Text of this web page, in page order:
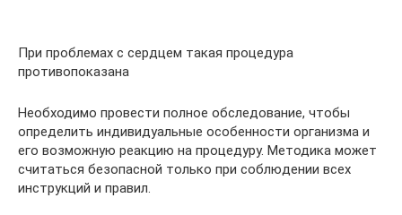
При проблемах с сердцем такая процедура
противопоказана
Необходимо провести полное обследование, чтобы
определить индивидуальные особенности организма и
его возможную реакцию на процедуру. Методика может
считаться безопасной только при соблюдении всех
инструкций и правил.